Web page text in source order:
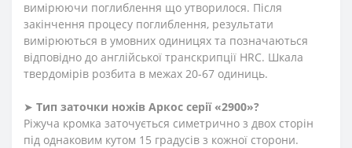
вимірюючи поглиблення що утворилося. Після
закінчення процесу поглиблення, результати
вимірюються в умовних одиницях та позначаються
відповідно до англійської транскрипції HRC. Шкала
твердомірів розбита в межах 20-67 одиниць.
➤ Тип заточки ножів Аркос серії «2900»?
Ріжуча кромка заточується симетрично з двох сторін
під однаковим кутом 15 градусів з кожної сторони.